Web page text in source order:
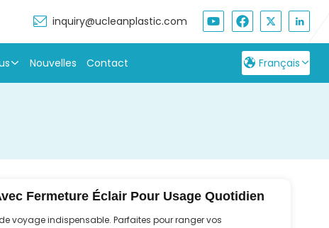
inquiry@ucleanplastic.com
Nouvelles Contact Français
Español
Fermeture Éclair Pour Usage Quotidien
voyage indispensable. Parfaites pour ranger vos